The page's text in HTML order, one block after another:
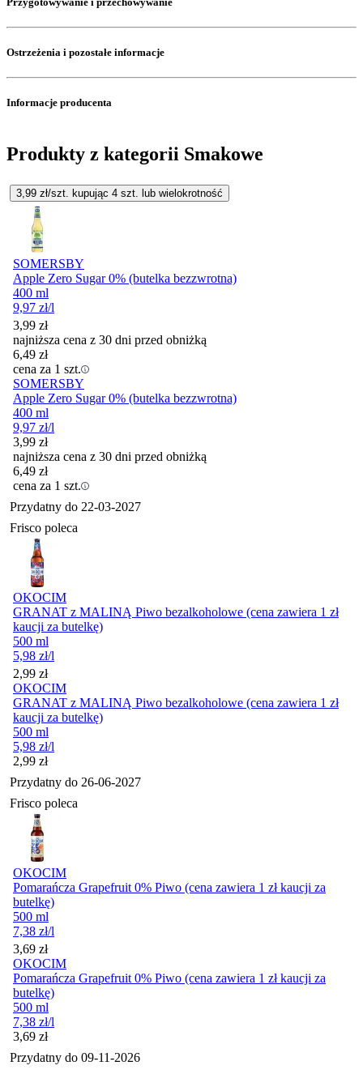
Ostrzeżenia i pozostałe informacje
Informacje producenta
Produkty z kategorii Smakowe
3,99 zł/szt. kupując 4 szt. lub wielokrotność
SOMERSBY
Apple Zero Sugar 0% (butelka bezzwrotna)
400 ml
9,97 zł/l
3,99 zł
najniższa cena z 30 dni przed obniżką
6,49 zł
cena za 1 szt.
SOMERSBY
Apple Zero Sugar 0% (butelka bezzwrotna)
400 ml
9,97 zł/l
3,99 zł
najniższa cena z 30 dni przed obniżką
6,49 zł
cena za 1 szt.
Przydatny do 22-03-2027
Frisco poleca
OKOCIM
GRANAT z MALINĄ Piwo bezalkoholowe (cena zawiera 1 zł
kaucji za butelkę)
500 ml
5,98 zł/l
Cena
2,99 zł
OKOCIM
GRANAT z MALINĄ Piwo bezalkoholowe (cena zawiera 1 zł
kaucji za butelkę)
500 ml
5,98 zł/l
Cena
2,99 zł
Przydatny do 26-06-2027
Frisco poleca
OKOCIM
Pomarańcza Grapefruit 0% Piwo (cena zawiera 1 zł kaucji za
butelkę)
500 ml
7,38 zł/l
Cena
3,69 zł
OKOCIM
Pomarańcza Grapefruit 0% Piwo (cena zawiera 1 zł kaucji za
butelkę)
500 ml
7,38 zł/l
Cena
3,69 zł
Przydatny do 09-11-2026